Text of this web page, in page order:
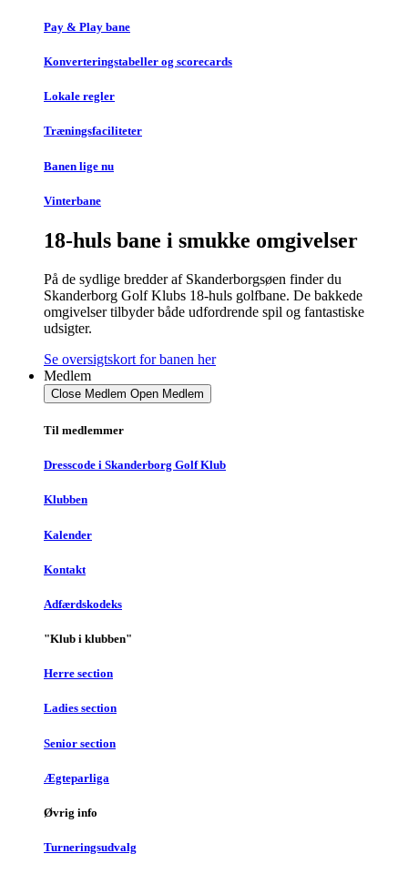
Pay & Play bane
Konverteringstabeller og scorecards
Lokale regler
Træningsfaciliteter
Banen lige nu
Vinterbane
18-huls bane i smukke omgivelser
På de sydlige bredder af Skanderborgsøen finder du
Skanderborg Golf Klubs 18-huls golfbane. De bakkede
omgivelser tilbyder både udfordrende spil og fantastiske
udsigter.
Se oversigtskort for banen her
Medlem
Close Medlem Open Medlem
Til medlemmer
Dresscode i Skanderborg Golf Klub
Klubben
Kalender
Kontakt
Adfærdskodeks
"Klub i klubben"
Herre section
Ladies section
Senior section
Ægteparliga
Øvrig info
Turneringsudvalg